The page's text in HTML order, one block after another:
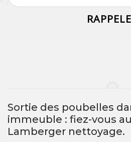
Sortie des poubelles
immeuble : fiez-vous
Lamberger nettoyage.